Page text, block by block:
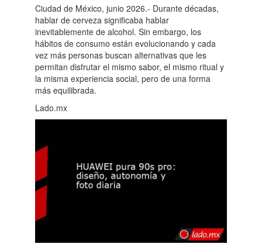
Ciudad de México, junio 2026.- Durante décadas,
hablar de cerveza significaba hablar
inevitablemente de alcohol. Sin embargo, los
hábitos de consumo están evolucionando y cada
vez más personas buscan alternativas que les
permitan disfrutar el mismo sabor, el mismo ritual y
la misma experiencia social, pero de una forma
más equilibrada.
Lado.mx